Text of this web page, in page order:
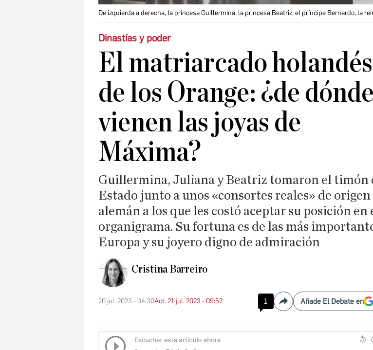
De izquierda a derecha, la princesa Guillermina, la princesa Beatriz, el príncipe Bernardo, la
Dinastías y poder
El matriarcado holandés
de los Orange: ¿de dónde
vienen las joyas de
Máxima?
Guillermina, Juliana y Beatriz tomaron el timón
Estado junto a unos «consortes reales» de origen
alemán a los que les costó aceptar su posición en
organigrama. Su fortuna es de las más
Europa y su joyero digno de admiración
Cristina Barreiro
20 jul. 2023 - 04:30Act. 21 jul. 2023 - 09:52 1 CompartirAñade El Debate en